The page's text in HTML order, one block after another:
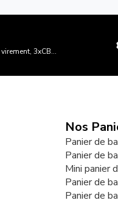
3xCB...
Nos
Panier de
Panier de
Mini panier
Panier de
Panier de